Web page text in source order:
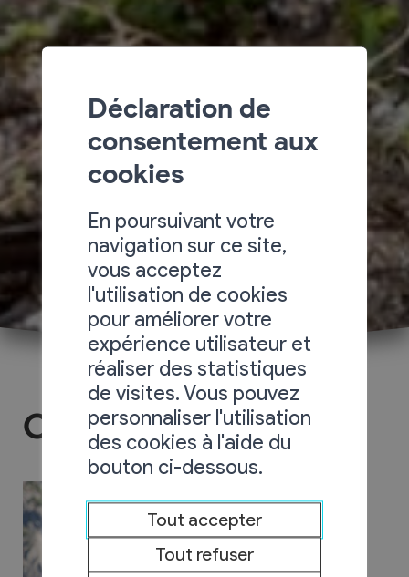
Cave du Liquidambar
Déclaration de
consentement aux
cookies
En poursuivant votre
navigation sur ce site,
vous acceptez
l'utilisation de cookies
pour améliorer votre
expérience utilisateur et
réaliser des statistiques
de visites. Vous pouvez
personnaliser l'utilisation
des cookies à l'aide du
bouton ci-dessous.
Tout accepter
Tout refuser